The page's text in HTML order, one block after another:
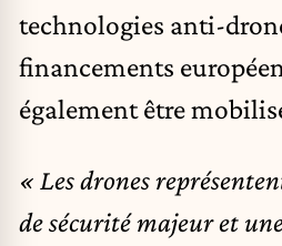
technologies anti-
financements
également être
« Les drones
de sécurité majeur et